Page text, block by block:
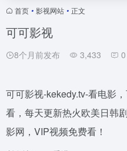
首页 • 影视网站 • 正文
可可影视
8个月前发布 3,433 0
可可影视-kekedy.tv-看电影
看，每天更新热火欧美日韩
影网，VIP视频免费看！